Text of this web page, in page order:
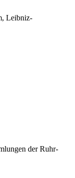
Leibniz-
der Ruhr-